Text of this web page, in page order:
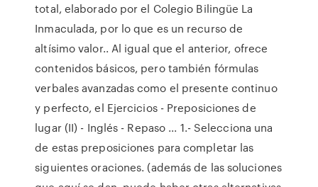
total, elaborado por el Colegio Bilingüe La
Inmaculada, por lo que es un recurso de
altísimo valor.. Al igual que el anterior, ofrece
contenidos básicos, pero también fórmulas
verbales avanzadas como el presente continuo
y perfecto, el Ejercicios - Preposiciones de
lugar (II) - Inglés - Repaso ... 1.- Selecciona una
de estas preposiciones para completar las
siguientes oraciones. (además de las soluciones